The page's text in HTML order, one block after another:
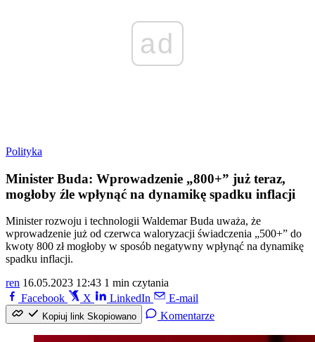
ad
Polityka
Minister Buda: Wprowadzenie „800+” już teraz,
mogłoby źle wpłynąć na dynamikę spadku inflacji
Minister rozwoju i technologii Waldemar Buda uważa, że
wprowadzenie już od czerwca waloryzacji świadczenia „500+” do
kwoty 800 zł mogłoby w sposób negatywny wpłynąć na dynamikę
spadku inflacji.
ren 16.05.2023 12:43 1 min czytania
Facebook
X LinkedIn E-mail
Kopiuj link Skopiowano Komentarze